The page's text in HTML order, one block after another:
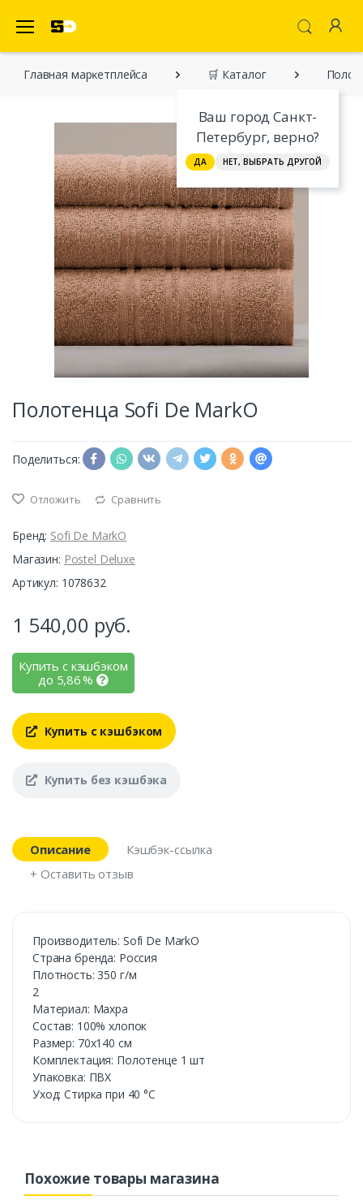
Ваш город Санкт-
Петербург, верно?
ДА НЕТ, ВЫБРАТЬ ДРУГОЙ
Главная марĸетплейса 🛒 Каталог
Полотенца Sofi De MarkO
Поделиться:
Отложить Сравнить
Бренд: Sofi De MarkO
Магазин: Postel Deluxe
Артикул: 1078632
1 540,00 руб.
Купить с кэшбэком
до 5,86%
Купить с кэшбэком
Купить без кэшбэка
Описание
Кэшбэк-ссылка
+ Оставить отзыв
Производитель: Sofi De MarkO
Страна бренда: Россия
Плотность: 350 г/м
2
Материал: Махра
Состав: 100% хлопок
Размер: 70х140 см
Комплектация: Полотенце 1 шт
Упаковка: ПВХ
Уход: Стирка при 40 °С
Похожие товары магазина